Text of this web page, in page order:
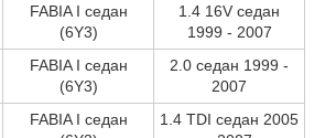
FABIA I седан
(6Y3)
1.4 16V седан
1999 - 2007
FABIA I седан
(6Y3)
2.0 седан 1999 -
2007
FABIA I седан
1.4 TDI седан 2005